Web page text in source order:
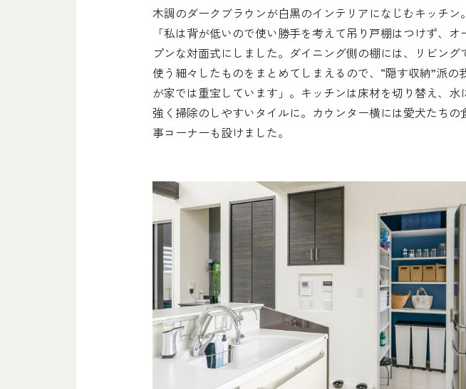
木調のダークブラウンが白黒のインテリアになじむキッチン。
「私は背が低いので使い勝手を考えて吊り戸棚はつけず、オ
プンな対面式にしました。ダイニング側の棚には、リビング
使う細々したものをまとめてしまえるので、“隠す収納”派の
が家では重宝しています」。キッチンは床材を切り替え、水
強く掃除のしやすいタイルに。カウンター横には愛犬たちの
事コーナーも設けました。